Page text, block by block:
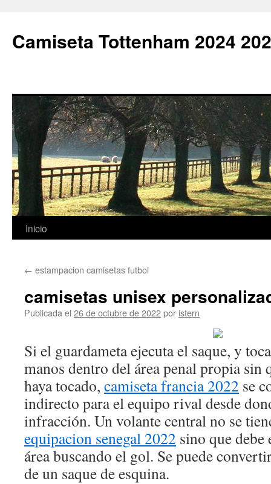
Camiseta Tottenham 2024
Saltar
contenido
Inicio
← estampacion camisetas futbol
camisetas unisex
Publicada el 26 de octubre de 2022por istern
Si el guardameta ejecuta el saque, y
manos dentro del área penal propia sin
haya tocado, camiseta francia 2022 se
indirecto para el equipo rival desde
infracción. Un volante central no se
equipacion senegal 2022 sino que debe
área buscando el gol. Se puede
de un saque de esquina.